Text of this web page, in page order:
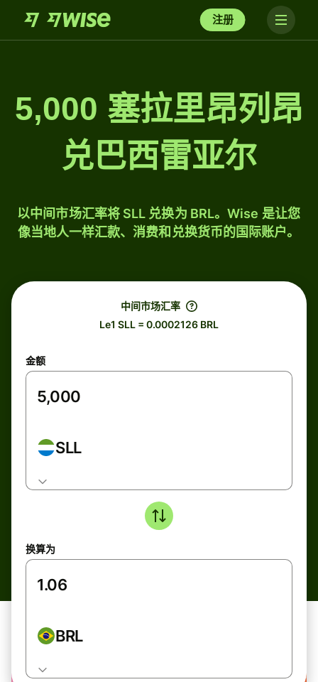
注册
5,000 塞拉里昂列昂
兑巴西雷亚尔
以中间市场汇率将 SLL 兑换为 BRL。Wise 是让您
像当地人一样汇款、消费和兑换货币的国际账户。
中间市场汇率
Le1 SLL = 0.0002126 BRL
金额
SLL
换算为
BRL